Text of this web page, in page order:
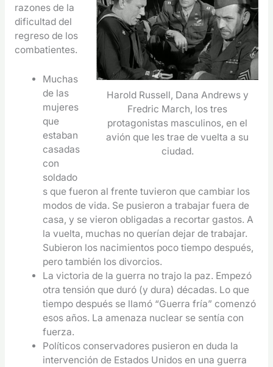
Harold Russell, Dana Andrews y
Fredric March, los tres
protagonistas masculinos, en el
avión que les trae de vuelta a su
ciudad.
razones de la
dificultad del
regreso de los
combatientes.
Muchas
de las
mujeres
que
estaban
casadas
con
soldado
s que fueron al frente tuvieron que cambiar los
modos de vida. Se pusieron a trabajar fuera de
casa, y se vieron obligadas a recortar gastos. A
la vuelta, muchas no querían dejar de trabajar.
Subieron los nacimientos poco tiempo después,
pero también los divorcios.
La victoria de la guerra no trajo la paz. Empezó
otra tensión que duró (y dura) décadas. Lo que
tiempo después se llamó “Guerra fría” comenzó
esos años. La amenaza nuclear se sentía con
fuerza.
Políticos conservadores pusieron en duda la
intervención de Estados Unidos en una guerra